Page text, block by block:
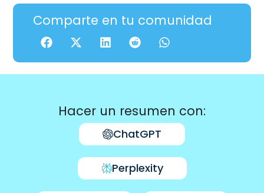
Comparte en tu comunidad
Hacer un resumen con:
ChatGPT
Perplexity